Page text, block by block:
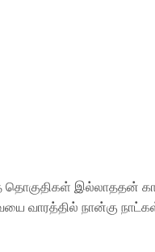
இல்லாததன்
வாரத்தில் நான்கு